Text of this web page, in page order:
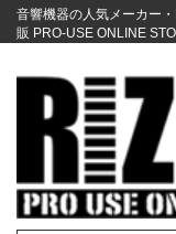
音響機器の人気メーカー
販 PRO-USE ONLINE